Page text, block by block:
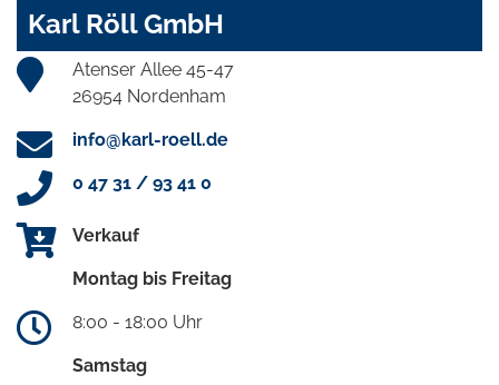
Karl Röll GmbH
Atenser Allee 45-47
26954 Nordenham
info@karl-roell.de
0 47 31 / 93 41 0
Verkauf
Montag bis Freitag
8:00 - 18:00 Uhr
Samstag